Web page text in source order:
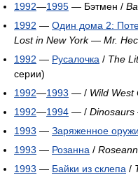
1992—1995 — Бэтмен /
1992 — Один дома 2:
Lost in New York— Mr.
1992 — Русалочка / The
серии)
1992—1993 — / Wild West
1992—1994 — / Dinosaurs
1993 — Заряженное
1993 — Розанна /
1993 — Байки из склепа /